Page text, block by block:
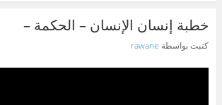
خطبة إنسان الإنسان – الحكمة –
كتبت بواسطة rawane